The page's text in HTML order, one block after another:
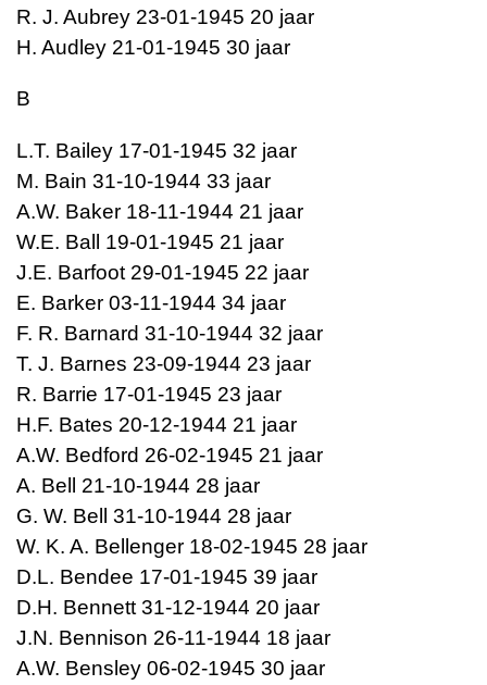
R. J. Aubrey 23-01-1945 20 jaar
H. Audley 21-01-1945 30 jaar
B
L.T. Bailey 17-01-1945 32 jaar
M. Bain 31-10-1944 33 jaar
A.W. Baker 18-11-1944 21 jaar
W.E. Ball 19-01-1945 21 jaar
J.E. Barfoot 29-01-1945 22 jaar
E. Barker 03-11-1944 34 jaar
F. R. Barnard 31-10-1944 32 jaar
T. J. Barnes 23-09-1944 23 jaar
R. Barrie 17-01-1945 23 jaar
H.F. Bates 20-12-1944 21 jaar
A.W. Bedford 26-02-1945 21 jaar
A. Bell 21-10-1944 28 jaar
G. W. Bell 31-10-1944 28 jaar
W. K. A. Bellenger 18-02-1945 28 jaar
D.L. Bendee 17-01-1945 39 jaar
D.H. Bennett 31-12-1944 20 jaar
J.N. Bennison 26-11-1944 18 jaar
A.W. Bensley 06-02-1945 30 jaar